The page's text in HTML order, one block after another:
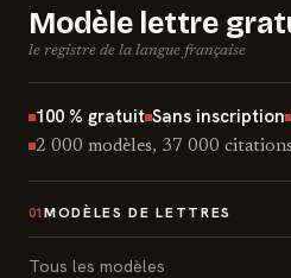
Modèle lettre
le registre de la langue française
100 % gratuit Sans inscription
2 000 modèles, 37 000
01 MODÈLES DE LETTRES
Tous les modèles